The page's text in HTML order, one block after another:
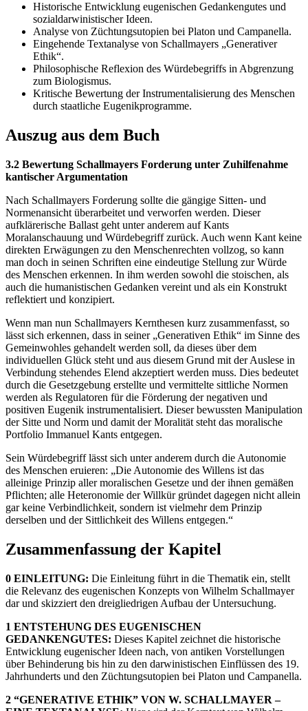
Historische Entwicklung eugenischen Gedankengutes und
sozialdarwinistischer Ideen.
Analyse von Züchtungsutopien bei Platon und Campanella.
Eingehende Textanalyse von Schallmayers „Generativer
Ethik“.
Philosophische Reflexion des Würdebegriffs in Abgrenzung
zum Biologismus.
Kritische Bewertung der Instrumentalisierung des Menschen
durch staatliche Eugenikprogramme.
Auszug aus dem Buch
3.2 Bewertung Schallmayers Forderung unter Zuhilfenahme
kantischer Argumentation
Nach Schallmayers Forderung sollte die gängige Sitten- und
Normenansicht überarbeitet und verworfen werden. Dieser
aufklärerische Ballast geht unter anderem auf Kants
Moralanschauung und Würdebegriff zurück. Auch wenn Kant keine
direkten Erwägungen zu den Menschenrechten vollzog, so kann
man doch in seinen Schriften eine eindeutige Stellung zur Würde
des Menschen erkennen. In ihm werden sowohl die stoischen, als
auch die humanistischen Gedanken vereint und als ein Konstrukt
reflektiert und konzipiert.
Wenn man nun Schallmayers Kernthesen kurz zusammenfasst, so
lässt sich erkennen, dass in seiner „Generativen Ethik“ im Sinne des
Gemeinwohles gehandelt werden soll, da dieses über dem
individuellen Glück steht und aus diesem Grund mit der Auslese in
Verbindung stehendes Elend akzeptiert werden muss. Dies bedeutet
durch die Gesetzgebung erstellte und vermittelte sittliche Normen
werden als Regulatoren für die Förderung der negativen und
positiven Eugenik instrumentalisiert. Dieser bewussten Manipulation
der Sitte und Norm und damit der Moralität steht das moralische
Portfolio Immanuel Kants entgegen.
Sein Würdebegriff lässt sich unter anderem durch die Autonomie
des Menschen eruieren: „Die Autonomie des Willens ist das
alleinige Prinzip aller moralischen Gesetze und der ihnen gemäßen
Pflichten; alle Heteronomie der Willkür gründet dagegen nicht allein
gar keine Verbindlichkeit, sondern ist vielmehr dem Prinzip
derselben und der Sittlichkeit des Willens entgegen.“
Zusammenfassung der Kapitel
0 EINLEITUNG: Die Einleitung führt in die Thematik ein, stellt
die Relevanz des eugenischen Konzepts von Wilhelm Schallmayer
dar und skizziert den dreigliedrigen Aufbau der Untersuchung.
1 ENTSTEHUNG DES EUGENISCHEN
GEDANKENGUTES: Dieses Kapitel zeichnet die historische
Entwicklung eugenischer Ideen nach, von antiken Vorstellungen
über Behinderung bis hin zu den darwinistischen Einflüssen des 19.
Jahrhunderts und den Züchtungsutopien bei Platon und Campanella.
2 “GENERATIVE ETHIK” VON W. SCHALLMAYER –